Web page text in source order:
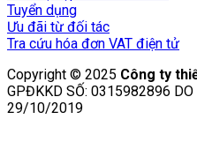
Tuyển dụng
Ưu đãi từ đối tác
Tra cứu hóa đơn VAT điện tử
Copyright © 2025 Công ty
GPĐKKD SỐ: 0315982896 DO
29/10/2019